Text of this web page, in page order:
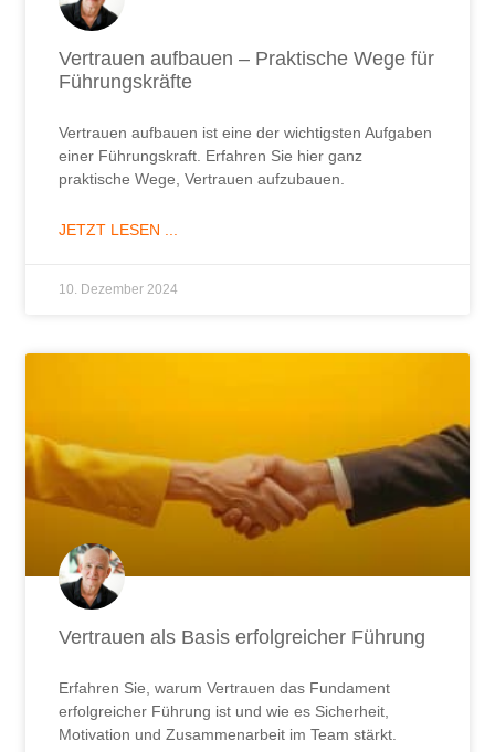
Vertrauen aufbauen – Praktische Wege für
Führungskräfte
Vertrauen aufbauen ist eine der wichtigsten Aufgaben
einer Führungskraft. Erfahren Sie hier ganz
praktische Wege, Vertrauen aufzubauen.
JETZT LESEN ...
10. Dezember 2024
Vertrauen als Basis erfolgreicher Führung
Erfahren Sie, warum Vertrauen das Fundament
erfolgreicher Führung ist und wie es Sicherheit,
Motivation und Zusammenarbeit im Team stärkt.